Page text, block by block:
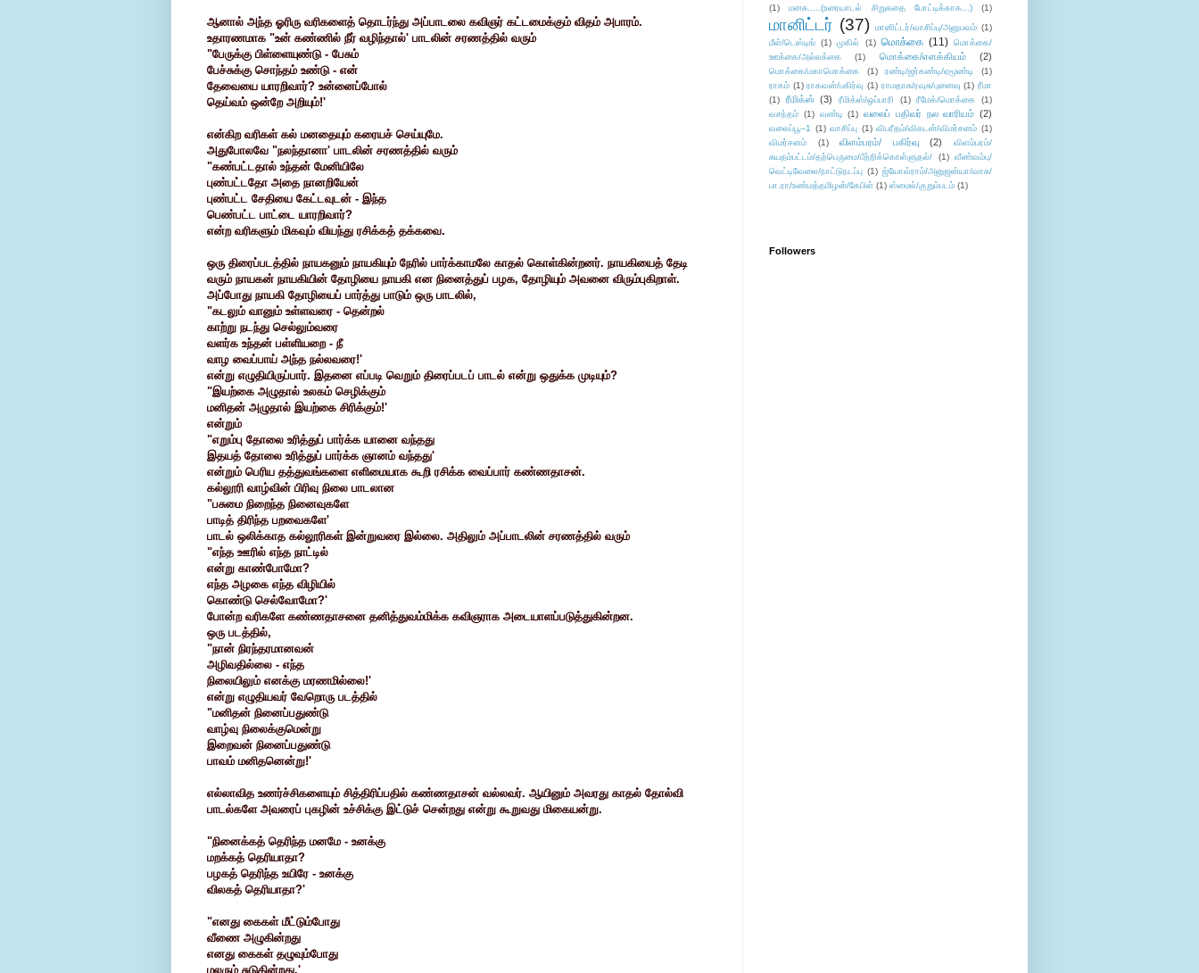
ஆனால் அந்த ஓரிரு வரிகளைத் தொடர்ந்து அப்பாடலை கவிஞர் கட்டமைக்கும் விதம் அபாரம்.
உதாரணமாக "உன் கண்ணில் நீர் வழிந்தால்' பாடலின் சரணத்தில் வரும்
"பேருக்கு பிள்ளையுண்டு - பேசும்
பேச்சுக்கு சொந்தம் உண்டு - என்
தேவையை யாரறிவார்? உன்னைப்போல்
தெய்வம் ஒன்றே அறியும்!'
என்கிற வரிகள் கல் மனதையும் கரையச் செய்யுமே.
அதுபோலவே "நலந்தானா' பாடலின் சரணத்தில் வரும்
"கண்பட்டதால் உந்தன் மேனியிலே
புண்பட்டதோ அதை நானறியேன்
புண்பட்ட சேதியை கேட்டவுடன் - இந்த
பெண்பட்ட பாட்டை யாரறிவார்?
என்ற வரிகளும் மிகவும் வியந்து ரசிக்கத் தக்கவை.
ஒரு திரைப்படத்தில் நாயகனும் நாயகியும் நேரில் பார்க்காமலே காதல் கொள்கின்றனர். நாயகியைத் தேடி
வரும் நாயகன் நாயகியின் தோழியை நாயகி என நினைத்துப் பழக, தோழியும் அவனை விரும்புகிறாள்.
அப்போது நாயகி தோழியைப் பார்த்து பாடும் ஒரு பாடலில்,
"கடலும் வானும் உள்ளவரை - தென்றல்
காற்று நடந்து செல்லும்வரை
வளர்க உந்தன் பள்ளியறை - நீ
வாழ வைப்பாய் அந்த நல்லவரை!'
என்று எழுதியிருப்பார். இதனை எப்படி வெறும் திரைப்படப் பாடல் என்று ஒதுக்க முடியும்?
"இயற்கை அழுதால் உலகம் செழிக்கும்
மனிதன் அழுதால் இயற்கை சிரிக்கும்!'
என்றும்
"எறும்பு தோலை உரித்துப் பார்க்க யானை வந்தது
இதயத் தோலை உரித்துப் பார்க்க ஞானம் வந்தது'
என்றும் பெரிய தத்துவங்களை எளிமையாக கூறி ரசிக்க வைப்பார் கண்ணதாசன்.
கல்லூரி வாழ்வின் பிரிவு நிலை பாடலான
"பசுமை நிறைந்த நினைவுகளே
பாடித் திரிந்த பறவைகளே'
பாடல் ஒலிக்காத கல்லூரிகள் இன்றுவரை இல்லை. அதிலும் அப்பாடலின் சரணத்தில் வரும்
"எந்த ஊரில் எந்த நாட்டில்
என்று காண்போமோ?
எந்த அழகை எந்த விழியில்
கொண்டு செல்வோமோ?'
போன்ற வரிகளே கண்ணதாசனை தனித்துவம்மிக்க கவிஞராக அடையாளப்படுத்துகின்றன.
ஒரு படத்தில்,
"நான் நிரந்தரமானவன்
அழிவதில்லை - எந்த
நிலையிலும் எனக்கு மரணமில்லை!'
என்று எழுதியவர் வேறொரு படத்தில்
"மனிதன் நினைப்பதுண்டு
வாழ்வு நிலைக்குமென்று
இறைவன் நினைப்பதுண்டு
பாவம் மனிதனென்று!'
எல்லாவித உணர்ச்சிகளையும் சித்திரிப்பதில் கண்ணதாசன் வல்லவர். ஆயினும் அவரது காதல் தோல்வி
பாடல்களே அவரைப் புகழின் உச்சிக்கு இட்டுச் சென்றது என்று கூறுவது மிகையன்று.
"நினைக்கத் தெரிந்த மனமே - உனக்கு
மறக்கத் தெரியாதா?
பழகத் தெரிந்த உயிரே - உனக்கு
விலகத் தெரியாதா?'
"எனது கைகள் மீட்டும்போது
வீணை அழுகின்றது
எனது கைகள் தழுவும்போது
மலரும் சுடுகின்றது.'
(1)
மனசு.....(உரையாடல் சிறுகதை போட்டிக்காக...) (1)
மானிட்டர் (37) மானிட்டர்/வாசிப்பு/அனுபவம் (1)
மீள்/டெஸ்டிங் (1) முகில் (1) மொக்கை (11) மொக்கை/
ஊக்கை/அல்லக்கை
(1) மொக்கை/எளக்கியம் (2)
மொக்கை/மகாமொக்கை (1) ரண்டி/ஜர்கண்டி/ஏமூண்டி
(1)
ராகம் (1) ராகவன்/பகிர்வு (1) ராமதாசு/ரவுசு/புனைவு (1) ரீமா
(1)
ரீமிக்ஸ் (3) ரீமிக்ஸ்/ஒப்பாரி (1) ரீமேக்/மொக்கை
(1)
வசந்தம் (1) வண்டி (1) வலைப் பதிவர் நல வாரியம் (2)
வலைப்பூ--1 (1) வாசிப்பு (1) விபரீதம்/விகடன்/விமர்சனம் (1)
விமர்சனம்
(1) விளம்பரம்/ பகிர்வு (2)
விளம்பரம்/
சுயதம்பட்டம்/தற்பெருமை/பீற்றிக்கொள்ளுதல்/
(1) வீண்வம்பு/
வெட்டிவேலை/நாட்டுநடப்பு (1) ஜ்யோவ்ராம்/அனுஜன்யா/வாசு/
பா.ரா/உண்மத்தமிழன்/கேபிள் (1) ஸ்மைல்/குறும்படம் (1)
Followers